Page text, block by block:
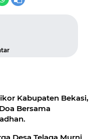
Kabupaten Bekasi,
Bersama